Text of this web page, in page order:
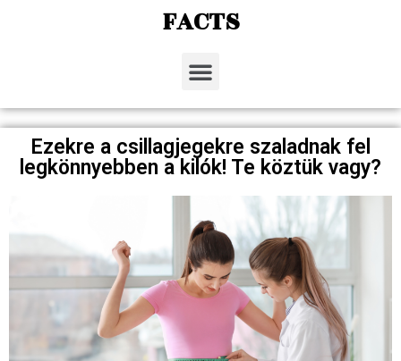
FACTS
Ezekre a csillagjegekre szaladnak fel
legkönnyebben a kilók! Te köztük vagy?